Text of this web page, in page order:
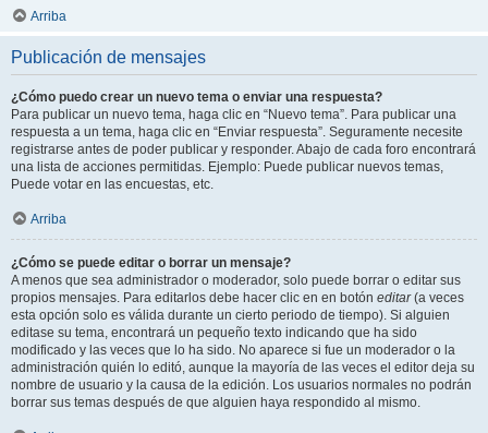
Arriba
Publicación de mensajes
¿Cómo puedo crear un nuevo tema o enviar una respuesta?
Para publicar un nuevo tema, haga clic en “Nuevo tema”. Para publicar una
respuesta a un tema, haga clic en “Enviar respuesta”. Seguramente necesite
registrarse antes de poder publicar y responder. Abajo de cada foro encontrará
una lista de acciones permitidas. Ejemplo: Puede publicar nuevos temas,
Puede votar en las encuestas, etc.
Arriba
¿Cómo se puede editar o borrar un mensaje?
A menos que sea administrador o moderador, solo puede borrar o editar sus
propios mensajes. Para editarlos debe hacer clic en en botón editar(a veces
esta opción solo es válida durante un cierto periodo de tiempo). Si alguien
editase su tema, encontrará un pequeño texto indicando que ha sido
modificado y las veces que lo ha sido. No aparece si fue un moderador o la
administración quién lo editó, aunque la mayoría de las veces el editor deja su
nombre de usuario y la causa de la edición. Los usuarios normales no podrán
borrar sus temas después de que alguien haya respondido al mismo.